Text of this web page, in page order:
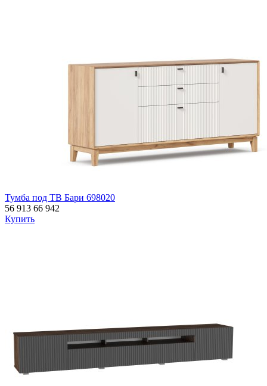
Тумба под ТВ Бари 698020
56 913 66 942
Купить